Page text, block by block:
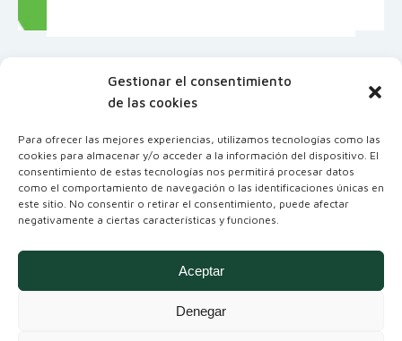
Gestionar el consentimiento
de las cookies
Para ofrecer las mejores experiencias, utilizamos tecnologías como las
cookies para almacenar y/o acceder a la información del dispositivo. El
consentimiento de estas tecnologías nos permitirá procesar datos
como el comportamiento de navegación o las identificaciones únicas en
este sitio. No consentir o retirar el consentimiento, puede afectar
negativamente a ciertas características y funciones.
Aceptar
Denegar
Coordinadora Andaluza de Organizaciones